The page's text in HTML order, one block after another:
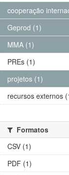
cooperação
Geprod (1)
MMA (1)
PREs (1)
projetos (1)
recursos externos
Formatos
CSV (1)
PDF (1)